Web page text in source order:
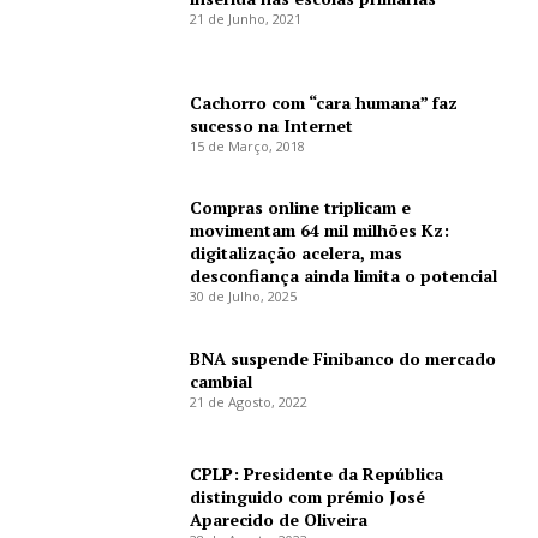
21 de Junho, 2021
Cachorro com “cara humana” faz
sucesso na Internet
15 de Março, 2018
Compras online triplicam e
movimentam 64 mil milhões Kz:
digitalização acelera, mas
desconfiança ainda limita o potencial
30 de Julho, 2025
BNA suspende Finibanco do mercado
cambial
21 de Agosto, 2022
CPLP: Presidente da República
distinguido com prémio José
Aparecido de Oliveira